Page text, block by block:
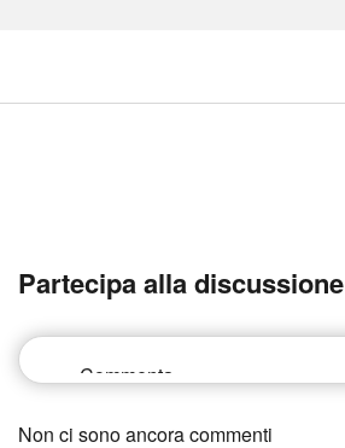
Partecipa alla discussione
Non ci sono ancora commenti